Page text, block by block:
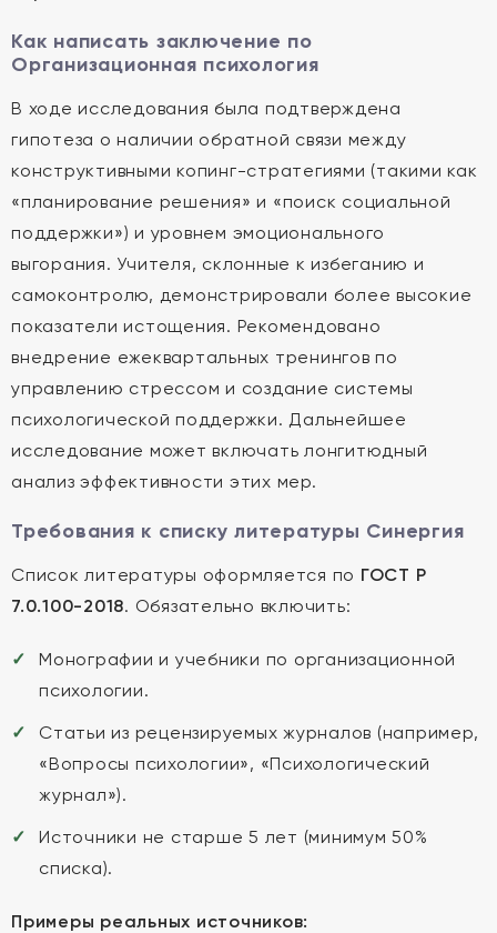
Как написать заключение по
Организационная психология
В ходе исследования была подтверждена
гипотеза о наличии обратной связи между
конструктивными копинг-стратегиями (такими как
«планирование решения» и «поиск социальной
поддержки») и уровнем эмоционального
выгорания. Учителя, склонные к избеганию и
самоконтролю, демонстрировали более высокие
показатели истощения. Рекомендовано
внедрение ежеквартальных тренингов по
управлению стрессом и создание системы
психологической поддержки. Дальнейшее
исследование может включать лонгитюдный
анализ эффективности этих мер.
Требования к списку литературы Синергия
Список литературы оформляется по ГОСТ Р
7.0.100-2018. Обязательно включить:
Монографии и учебники по организационной
психологии.
Статьи из рецензируемых журналов (например,
«Вопросы психологии», «Психологический
журнал»).
Источники не старше 5 лет (минимум 50%
списка).
Примеры реальных источников: